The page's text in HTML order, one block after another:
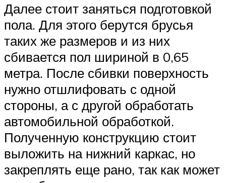
Далее стоит заняться подготовкой
пола. Для этого берутся брусья
таких же размеров и из них
сбивается пол шириной в 0,65
метра. После сбивки поверхность
нужно отшлифовать с одной
стороны, а с другой обработать
автомобильной обработкой.
Полученную конструкцию стоит
выложить на нижний каркас, но
закреплять еще рано, так как может